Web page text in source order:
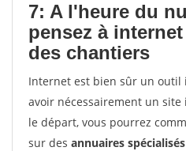
7: A l'heure du
pensez à
des chantiers
Internet est bien sûr un outil
avoir nécessairement un
le départ, vous pourrez
sur des annuaires spécialisés